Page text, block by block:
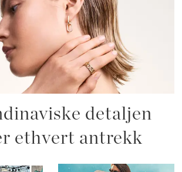
detaljen
ethvert antrekk